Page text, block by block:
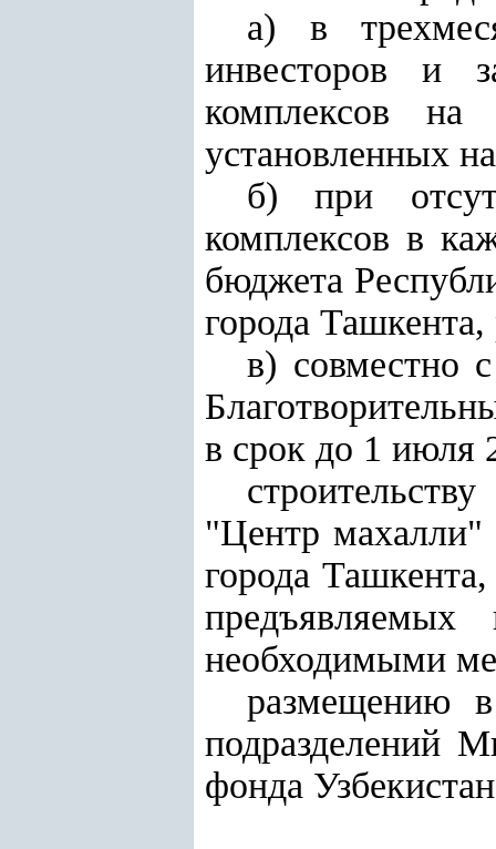
а) в
инвесторов и
комплексов на
установленных
б) при
комплексов в
бюджета
города
в) совместно
в срок до 1 июля
"Центр махалли"
города
необходимыми
размещению
подразделений
фонда